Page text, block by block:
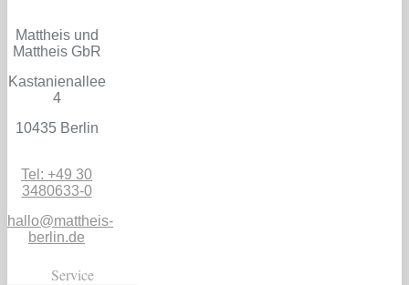
Mattheis und
Mattheis GbR
Kastanienallee
4
10435 Berlin
Tel: +49 30
3480633-0
hallo@mattheis-
berlin.de
Service